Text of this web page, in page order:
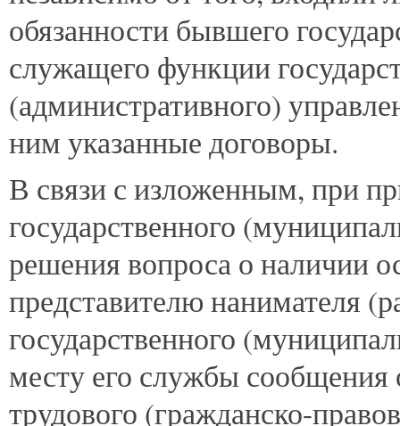
обязанности бывшего
служащего функции
(административного)
ним указанные договоры.
В связи с изложенным, при
государственного
решения вопроса о наличии
представителю нанимателя
государственного
месту его службы
трудового (гражданско-